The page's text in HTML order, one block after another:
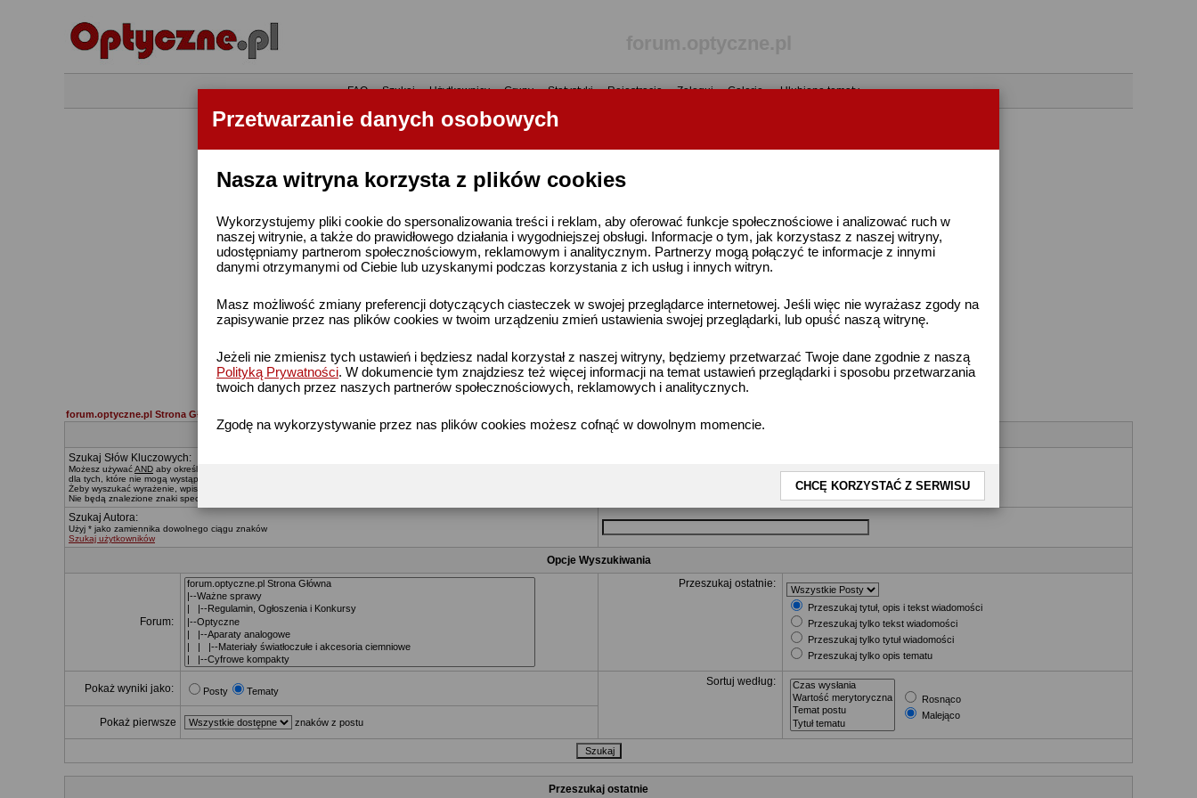
Przetwarzanie danych osobowych
Nasza witryna korzysta z plików cookies
Wykorzystujemy pliki cookie do spersonalizowania treści i reklam, aby oferować funkcje społecznościowe i analizować ruch w
naszej witrynie, a także do prawidłowego działania i wygodniejszej obsługi. Informacje o tym, jak korzystasz z naszej witryny,
udostępniamy partnerom społecznościowym, reklamowym i analitycznym. Partnerzy mogą połączyć te informacje z innymi
danymi otrzymanymi od Ciebie lub uzyskanymi podczas korzystania z ich usług i innych witryn.
Masz możliwość zmiany preferencji dotyczących ciasteczek w swojej przeglądarce internetowej. Jeśli więc nie wyrażasz zgody na
zapisywanie przez nas plików cookies w twoim urządzeniu zmień ustawienia swojej przeglądarki, lub opuść naszą witrynę.
Jeżeli nie zmienisz tych ustawień i będziesz nadal korzystał z naszej witryny, będziemy przetwarzać Twoje dane zgodnie z naszą
Polityką Prywatności. W dokumencie tym znajdziesz też więcej informacji na temat ustawień przeglądarki i sposobu przetwarzania
twoich danych przez naszych partnerów społecznościowych, reklamowych i analitycznych.
Zgodę na wykorzystywanie przez nas plików cookies możesz cofnąć w dowolnym momencie.
CHCĘ KORZYSTAĆ Z SERWISU
•FAQ•Szukaj•Użytkownicy•Grupy•Statystyki•Rejestracja•Zaloguj•Galerie• Ulubione tematy
forum.optyczne.pl Strona Główna
Poszukiwane Zapytanie
Szukaj Słów Kluczowych:
Możesz używaćAND aby określać, które słowa muszą znaleźć się w wynikach,
dla tych, które nie mogą wystąpić. Znak * zastępuje dowolny ciąg znaków.
Żeby wyszukać wyrażenie, wpisz je pomiędzy
Nie będą znalezione znaki specialne, za wyjątkiem:
Szukaj Autora:
Użyj * jako zamiennika dowolnego ciągu znaków
Szukaj użytkowników
Opcje Wyszukiwania
Forum:
Przeszukaj ostatnie:
Przeszukaj tytuł, opis i tekst wiadomości
Przeszukaj tylko tekst wiadomości
Przeszukaj tylko tytuł wiadomości
Przeszukaj tylko opis tematu
Pokaż wyniki jako: Posty Tematy
Sortuj według:
Rosnąco
Malejąco
Pokaż pierwsze znaków z postu
Przeszukaj ostatnie